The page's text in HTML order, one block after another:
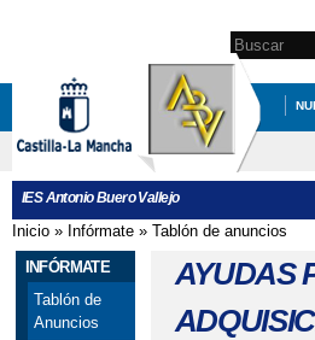
contenido
principal
Search this
IES Antonio Buero Vallejo
Se encuentra usted
Inicio » Infórmate » Tablón de anuncios
INFÓRMATE
Tablón de
Anuncios
AYUDAS